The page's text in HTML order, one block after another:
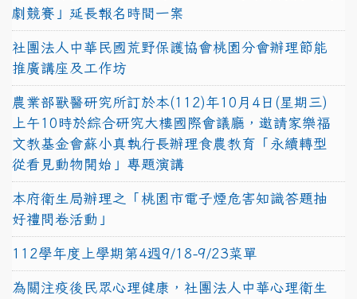
劇競賽」延長報名時間一案
社團法人中華民國荒野保護協會桃園分會辦理節能
推廣講座及工作坊
農業部獸醫研究所訂於本(112)年10月4日(星期三)
上午10時於綜合研究大樓國際會議廳，邀請家樂福
文教基金會蘇小真執行長辦理食農教育「永續轉型
從看見動物開始」專題演講
本府衛生局辦理之「桃園市電子煙危害知識答題抽
好禮問卷活動」
112學年度上學期第4週9/18-9/23菜單
為關注疫後民眾心理健康，社團法人中華心理衛生